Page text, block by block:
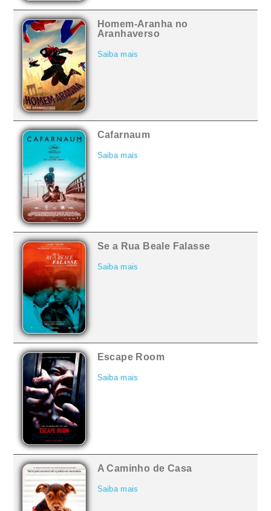
Homem-Aranha no
Aranhaverso
Saiba mais
Cafarnaum
Saiba mais
Se a Rua Beale Falasse
Saiba mais
Escape Room
Saiba mais
A Caminho de Casa
Saiba mais